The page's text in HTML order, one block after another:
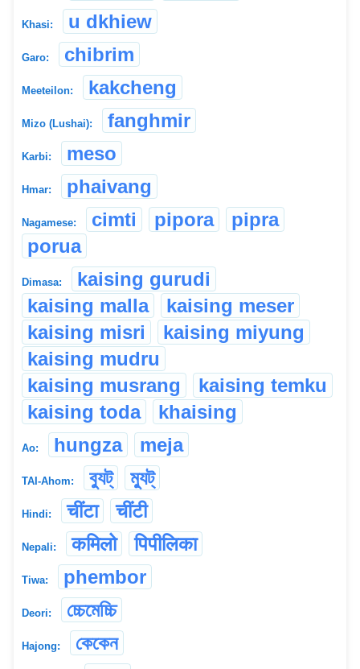
Khasi: u dkhiew
Garo: chibrim
Meeteilon: kakcheng
Mizo (Lushai): fanghmir
Karbi: meso
Hmar: phaivang
Nagamese: cimti pipora
pipra
porua
Dimasa:
kaising gurudi
kaising malla
kaising meser
kaising misri
kaising miyung
kaising mudru
kaising musrang
kaising temku
kaising toda
khaising
Ao: hungza meja
TAI-Ahom: ব্যুট্ ম্যুট্
Hindi: चींटा चींटी
Nepali: कमिलो पिपीलिका
Tiwa: phembor
Deori: চ্চেমেচ্চি
Hajong:
কেকেন